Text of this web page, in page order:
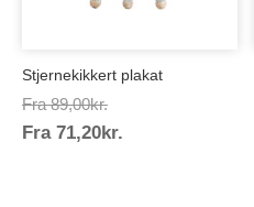
Stjernekikkert plakat
Fra 89,00kr.Prisinterval:
89,00kr.
Fra 71,20kr.